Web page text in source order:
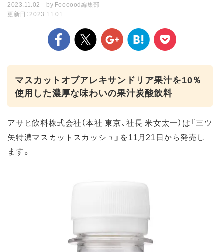
2023.11.02
by Foooood編集部
更新日：2023.11.01
マスカットオブアレキサンドリア果汁を10％
使用した濃厚な味わいの果汁炭酸飲料
アサヒ飲料株式会社（本社 東京、社長 米女太一）は『三ツ
矢特濃マスカットスカッシュ』を11月21日から発売し
ます。